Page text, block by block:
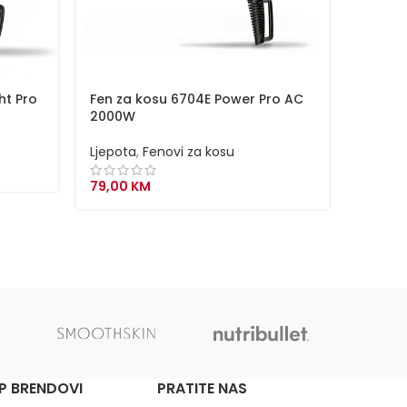
Pro
Fen za kosu 6704E Power Pro AC
2000W
Ljepota, Fenovi za kosu
79,00 KM
BRENDOVI PRATITE NAS